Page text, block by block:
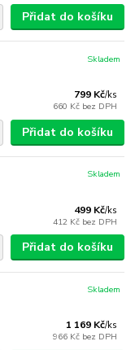
Přidat do košíku
799 Kč/ks
660 Kč bez DPH
Skladem
Přidat do košíku
499 Kč/ks
412 Kč bez DPH
Skladem
Přidat do košíku
1 169 Kč/ks
966 Kč bez DPH
Skladem